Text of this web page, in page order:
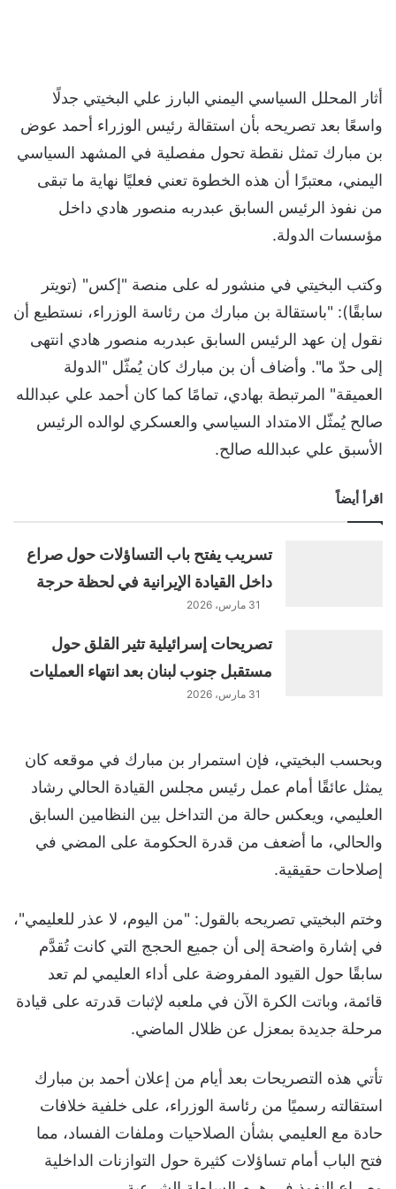
أثار المحلل السياسي اليمني البارز علي البخيتي جدلًا
واسعًا بعد تصريحه بأن استقالة رئيس الوزراء أحمد عوض
بن مبارك تمثل نقطة تحول مفصلية في المشهد السياسي
اليمني، معتبرًا أن هذه الخطوة تعني فعليًا نهاية ما تبقى
من نفوذ الرئيس السابق عبدربه منصور هادي داخل
مؤسسات الدولة.
وكتب البخيتي في منشور له على منصة "إكس" (تويتر
سابقًا): "باستقالة بن مبارك من رئاسة الوزراء، نستطيع أن
نقول إن عهد الرئيس السابق عبدربه منصور هادي انتهى
إلى حدّ ما". وأضاف أن بن مبارك كان يُمثّل "الدولة
العميقة" المرتبطة بهادي، تمامًا كما كان أحمد علي عبدالله
صالح يُمثّل الامتداد السياسي والعسكري لوالده الرئيس
الأسبق علي عبدالله صالح.
اقرأ أيضاً
تسريب يفتح باب التساؤلات حول صراع
داخل القيادة الإيرانية في لحظة حرجة
31 مارس، 2026
تصريحات إسرائيلية تثير القلق حول
مستقبل جنوب لبنان بعد انتهاء العمليات
31 مارس، 2026
وبحسب البخيتي، فإن استمرار بن مبارك في موقعه كان
يمثل عائقًا أمام عمل رئيس مجلس القيادة الحالي رشاد
العليمي، ويعكس حالة من التداخل بين النظامين السابق
والحالي، ما أضعف من قدرة الحكومة على المضي في
إصلاحات حقيقية.
وختم البخيتي تصريحه بالقول: "من اليوم، لا عذر للعليمي"،
في إشارة واضحة إلى أن جميع الحجج التي كانت تُقدَّم
سابقًا حول القيود المفروضة على أداء العليمي لم تعد
قائمة، وباتت الكرة الآن في ملعبه لإثبات قدرته على قيادة
مرحلة جديدة بمعزل عن ظلال الماضي.
تأتي هذه التصريحات بعد أيام من إعلان أحمد بن مبارك
استقالته رسميًا من رئاسة الوزراء، على خلفية خلافات
حادة مع العليمي بشأن الصلاحيات وملفات الفساد، مما
فتح الباب أمام تساؤلات كثيرة حول التوازنات الداخلية